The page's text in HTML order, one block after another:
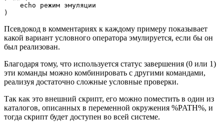
    echo режим эмуляции
Псевдокод в комментариях к каждому примеру показывает
какой вариант условного оператора эмулируется, если бы он
был реализован.
Благодаря тому, что используется статус завершения (0 или 1)
эти команды можно комбинировать с другими командами,
реализуя достаточно сложные условные проверки.
Так как это внешний скрипт, его можно поместить в один из
каталогов, описанных в переменной окружения %PATH%, и
тогда скрипт будет доступен во всей системе.